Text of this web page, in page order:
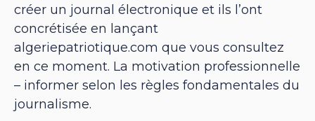
créer un journal électronique et ils l’ont
concrétisée en lançant
algeriepatriotique.com que vous consultez
en ce moment. La motivation professionnelle
– informer selon les règles fondamentales du
journalisme.